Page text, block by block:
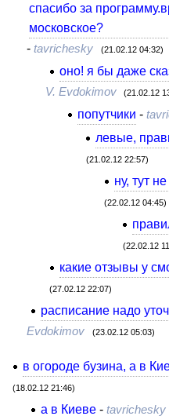
спасибо за
московское?
-tavrichesky (21.02.12 04:32)
оно! я бы даже
V. Evdokimov
(21.02.12
попутчики -
левые,
(21.02.12 22:57)
ну, тут
(22.02.12 04:45)
(22.02.12
какие отзывы у
(27.02.12 22:07)
расписание надо
Evdokimov
(23.02.12 05:03)
в огороде бузина, а в
(18.02.12 21:46)
а в Киеве -tavrichesky